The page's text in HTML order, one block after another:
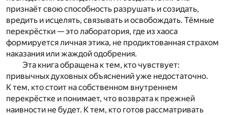
признаёт свою способность разрушать и созидать,
вредить и исцелять, связывать и освобождать. Тёмные
перекрёстки — это лаборатория, где из хаоса
формируется личная этика, не продиктованная страхом
наказания или жаждой одобрения.
Эта книга обращена к тем, кто чувствует:
привычных духовных объяснений уже недостаточно.
К тем, кто стоит на собственном внутреннем
перекрёстке и понимает, что возврата к прежней
наивности не будет. К тем, кто готов рассматривать